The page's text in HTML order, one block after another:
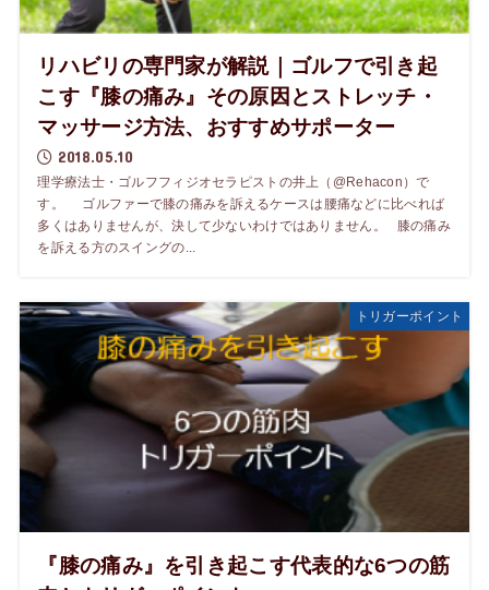
リハビリの専門家が解説｜ゴルフで引き起
こす『膝の痛み』その原因とストレッチ・
マッサージ方法、おすすめサポーター
2018.05.10
理学療法士・ゴルフフィジオセラピストの井上（@Rehacon）で
す。 ゴルファーで膝の痛みを訴えるケースは腰痛などに比べれば
多くはありませんが、決して少ないわけではありません。 膝の痛み
を訴える方のスイングの...
トリガーポイント
『膝の痛み』を引き起こす代表的な6つの筋